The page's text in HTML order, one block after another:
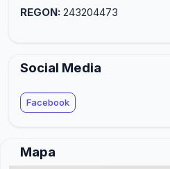
REGON: 243204473
Social Media
Facebook
Mapa